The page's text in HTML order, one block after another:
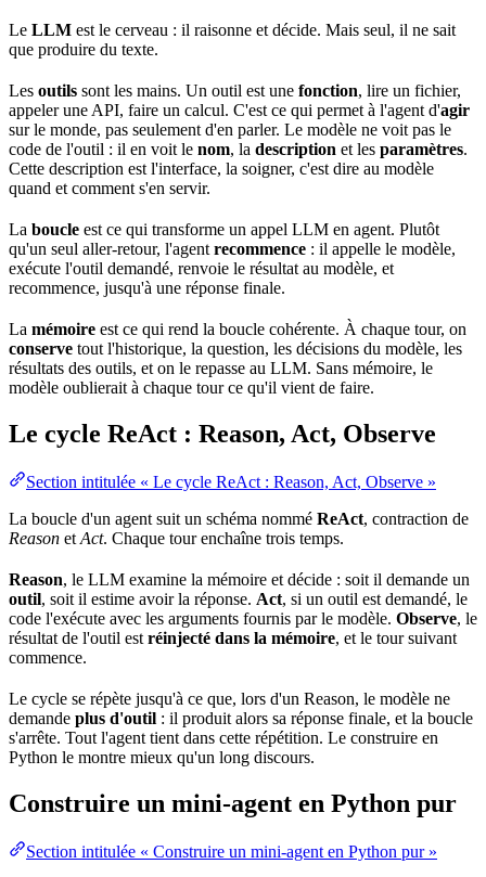
Le LLM est le cerveau : il raisonne et décide. Mais seul, il ne sait
que produire du texte.
Les outils sont les mains. Un outil est une fonction, lire un fichier,
appeler une API, faire un calcul. C'est ce qui permet à l'agent d'agir
sur le monde, pas seulement d'en parler. Le modèle ne voit pas le
code de l'outil : il en voit le nom, la description et les paramètres.
Cette description est l'interface, la soigner, c'est dire au modèle
quand et comment s'en servir.
La boucle est ce qui transforme un appel LLM en agent. Plutôt
qu'un seul aller-retour, l'agent recommence : il appelle le modèle,
exécute l'outil demandé, renvoie le résultat au modèle, et
recommence, jusqu'à une réponse finale.
La mémoire est ce qui rend la boucle cohérente. À chaque tour, on
conserve tout l'historique, la question, les décisions du modèle, les
résultats des outils, et on le repasse au LLM. Sans mémoire, le
modèle oublierait à chaque tour ce qu'il vient de faire.
Le cycle ReAct : Reason, Act, Observe
Section intitulée « Le cycle ReAct : Reason, Act, Observe »
La boucle d'un agent suit un schéma nommé ReAct, contraction de
Reason et Act. Chaque tour enchaîne trois temps.
Reason, le LLM examine la mémoire et décide : soit il demande un
outil, soit il estime avoir la réponse. Act, si un outil est demandé, le
code l'exécute avec les arguments fournis par le modèle. Observe, le
résultat de l'outil est réinjecté dans la mémoire, et le tour suivant
commence.
Le cycle se répète jusqu'à ce que, lors d'un Reason, le modèle ne
demande plus d'outil : il produit alors sa réponse finale, et la boucle
s'arrête. Tout l'agent tient dans cette répétition. Le construire en
Python le montre mieux qu'un long discours.
Construire un mini-agent en Python pur
Section intitulée « Construire un mini-agent en Python pur »